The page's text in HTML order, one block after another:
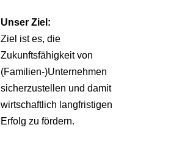
Unser Ziel:
Ziel ist es, die
Zukunftsfähigkeit von
(Familien-)Unternehmen
sicherzustellen und damit
wirtschaftlich langfristigen
Erfolg zu fördern.